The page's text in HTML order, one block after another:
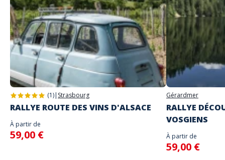
choix
Le lieu de départ sera précisé avec envoi des instructions de jeu
N'entrez les identifiants communiqués que lorsque vous serez sur place
et prêts à commencer le jeu car la partie commencera
Langues parlées
Anglais, Français
Adresse
Stand alone activity
Place Saint Lambert, Liège, Belgique
(1)| Strasbourg
RALLYE ROUTE DES VINS D'ALSACE
À partir de
59,00 €
Gérardmer
RALLYE
VOSGIENS
À partir de
59,00 €